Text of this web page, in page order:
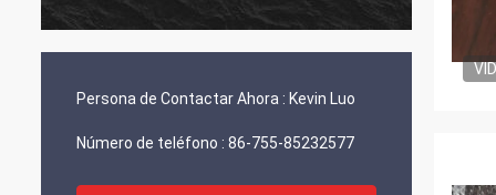
Persona de Contactar Ahora : Kevin Luo
Número de teléfono : 86-755-85232577